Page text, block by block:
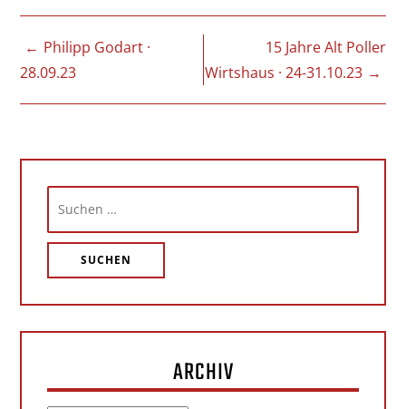
BEITRAGSNAVIGATION
Philipp Godart ·
28.09.23
15 Jahre Alt Poller
Wirtshaus · 24-31.10.23
ARCHIV